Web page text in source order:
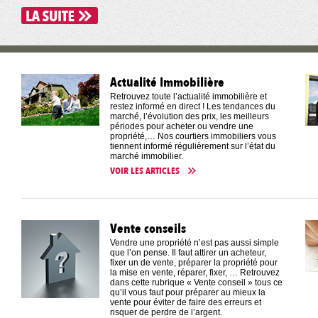
Actualité Immobilière
Retrouvez toute l’actualité immobilière et
restez informé en direct ! Les tendances du
marché, l’évolution des prix, les meilleurs
périodes pour acheter ou vendre une
propriété,… Nos courtiers immobiliers vous
tiennent informé régulièrement sur l’état du
marché immobilier.
VOIR LES ARTICLES
Vente conseils
Vendre une propriété n’est pas aussi simple
que l’on pense. Il faut attirer un acheteur,
fixer un de vente, préparer la propriété pour
la mise en vente, réparer, fixer, … Retrouvez
dans cette rubrique « Vente conseil » tous ce
qu’il vous faut pour préparer au mieux la
vente pour éviter de faire des erreurs et
risquer de perdre de l’argent.